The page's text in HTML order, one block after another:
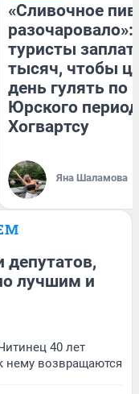
«Сливочное
разочаровало»:
туристы
тысяч, чтобы
день гулять по
Юрского
Хогвартсу
Яна Шаламова
депутатов,
лучшим и
40 лет
нему возвращаются